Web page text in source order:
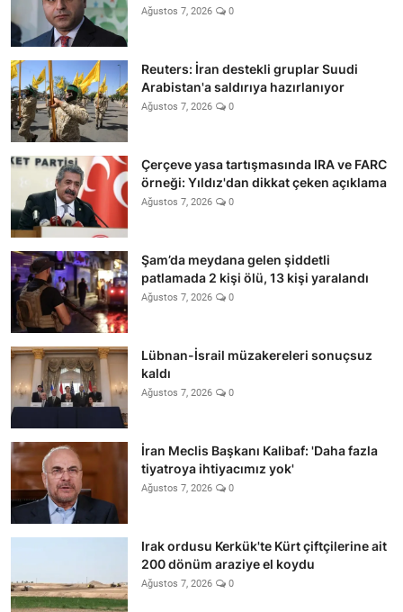
Ağustos 7, 2026 0
Reuters: İran destekli gruplar Suudi
Arabistan'a saldırıya hazırlanıyor
Ağustos 7, 2026 0
Çerçeve yasa tartışmasında IRA ve FARC
örneği: Yıldız'dan dikkat çeken açıklama
Ağustos 7, 2026 0
Şam’da meydana gelen şiddetli
patlamada 2 kişi ölü, 13 kişi yaralandı
Ağustos 7, 2026 0
Lübnan-İsrail müzakereleri sonuçsuz
kaldı
Ağustos 7, 2026 0
İran Meclis Başkanı Kalibaf: 'Daha fazla
tiyatroya ihtiyacımız yok'
Ağustos 7, 2026 0
Irak ordusu Kerkük'te Kürt çiftçilerine ait
200 dönüm araziye el koydu
Ağustos 7, 2026 0